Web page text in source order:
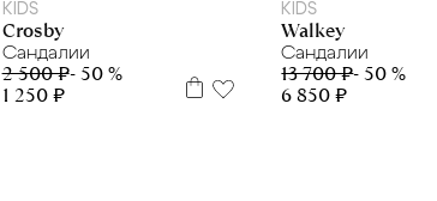
KIDS
Crosby
Сандалии
2 500 ₽- 50 %
1 250 ₽
KIDS
Walkey
Сандалии
13 700 ₽- 50 %
6 850 ₽